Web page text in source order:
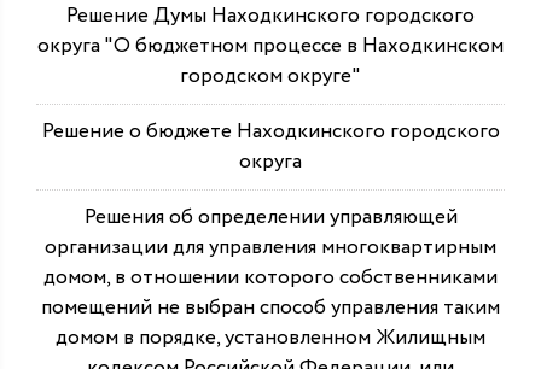
Решение Думы Находкинского городского
округа "О бюджетном процессе в Находкинском
городском округе"
Решение о бюджете Находкинского городского
округа
Решения об определении управляющей
организации для управления многоквартирным
домом, в отношении которого собственниками
помещений не выбран способ управления таким
домом в порядке, установленном Жилищным